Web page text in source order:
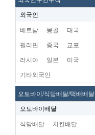
외국인
베트남 몽골 태국
필리핀 중국 교포
러시아 일본 미국
기타외국인
오토바이/식당배달/택배배달
오토바이배달
식당배달 치킨배달